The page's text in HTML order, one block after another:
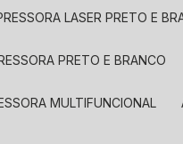
LASER PRETO E
PRETO E BRANCO
MULTIFUNCIONAL